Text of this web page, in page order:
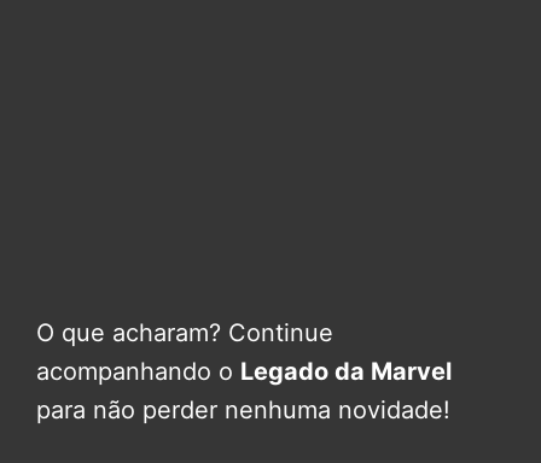
O que acharam? Continue
acompanhando o Legado da Marvel
para não perder nenhuma novidade!